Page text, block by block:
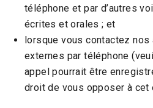
téléphone et par d’autres
écrites et orales ; et
lorsque vous contactez nos
externes par téléphone
appel pourrait être
droit de vous opposer à cet